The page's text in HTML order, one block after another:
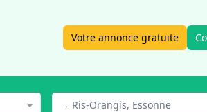
Votre annonce gratuite
→ Ris-Orangis, Essonne